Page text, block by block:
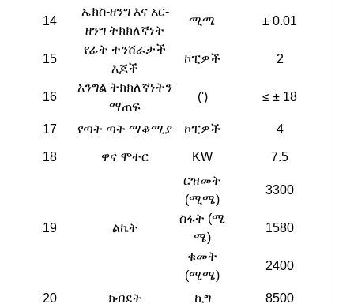
14
ኤክስ-ዘንግ እና አር-
ዘንግ ትክክለኛነት
ሚሜ ± 0.01
15
የፊት ተንሸራታች
እጆች
ኮፒዎች 2
16
አንግል ትክክለኛነትን
ማጠፍ
(') ≤ ± 18
17 የጣት ጣት ማቆሚያ ኮፒዎች 4
18 ዋና ሞተር KW 7.5
19 ልኬት
ርዝመት
(ሚሜ)
3300
ስፋት (ሚ
ሜ)
1580
ቁመት
(ሚሜ)
2400
20 ክብደት ኪግ 8500